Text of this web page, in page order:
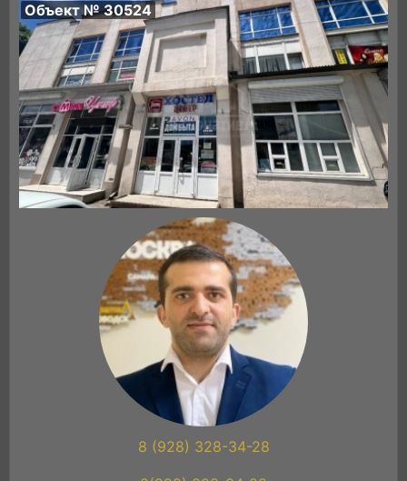
Объект № 30524
8 (928) 328-34-28